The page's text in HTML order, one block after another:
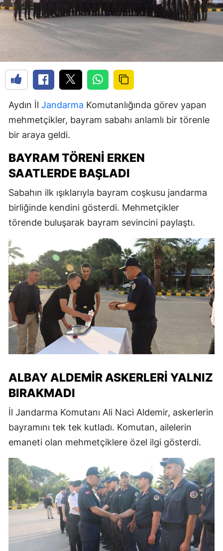
Aydın İl Jandarma Komutanlığında görev yapan
mehmetçikler, bayram sabahı anlamlı bir törenle
bir araya geldi.
BAYRAM TÖRENI ERKEN
SAATLERDE BAŞLADI
Sabahın ilk ışıklarıyla bayram coşkusu jandarma
birliğinde kendini gösterdi. Mehmetçikler
törende buluşarak bayram sevincini paylaştı.
ALBAY ALDEMIR ASKERLERI YALNIZ
BIRAKMADI
İl Jandarma Komutanı Ali Naci Aldemir, askerlerin
bayramını tek tek kutladı. Komutan, ailelerin
emaneti olan mehmetçiklere özel ilgi gösterdi.